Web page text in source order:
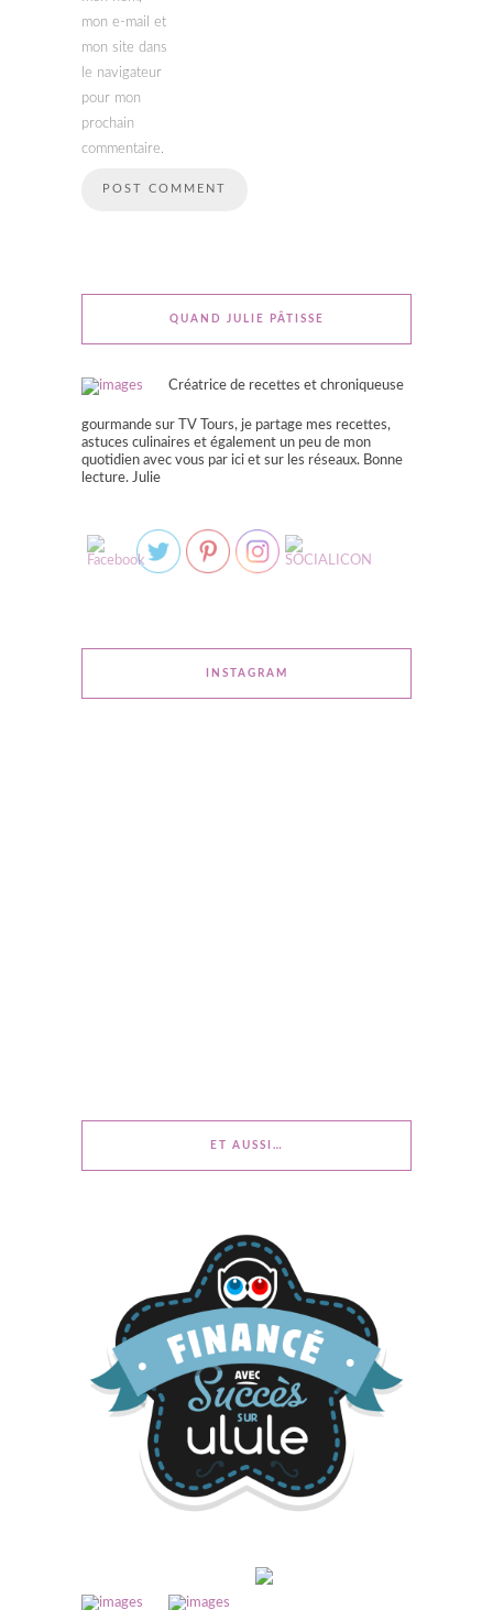
mon e-mail et
mon site dans
le navigateur
pour mon
prochain
commentaire.
QUAND JULIE PÂTISSE
Créatrice de recettes et chroniqueuse
gourmande sur TV Tours, je partage mes recettes,
astuces culinaires et également un peu de mon
quotidien avec vous par ici et sur les réseaux. Bonne
lecture. Julie
INSTAGRAM
ET AUSSI…